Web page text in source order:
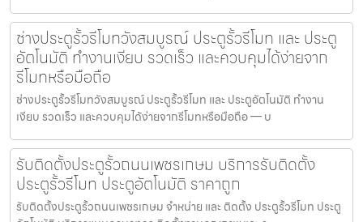
ช่างประตูรั้วรีโมทวังสมบูรณ์ ประตูรั้วรีโมท และ ประตู
อัตโนมัติ ทำงานเงียบ รวดเร็ว และควบคุมได้ง่ายจาก
รีโมทหรือมือถือ
ช่างประตูรั้วรีโมทวังสมบูรณ์ ประตูรั้วรีโมท และ ประตูอัตโนมัติ ทำงาน
เงียบ รวดเร็ว และควบคุมได้ง่ายจากรีโมทหรือมือถือ — บ
รับติดตั้งประตูรั้วถนนเพชรเกษม บริการรับติดตั้ง
ประตูรั้วรีโมท ประตูอัตโนมัติ ราคาถูก
รับติดตั้งประตูรั้วถนนเพชรเกษม จำหน่าย และ ติดตั้ง ประตูรั้วรีโมท ประตู